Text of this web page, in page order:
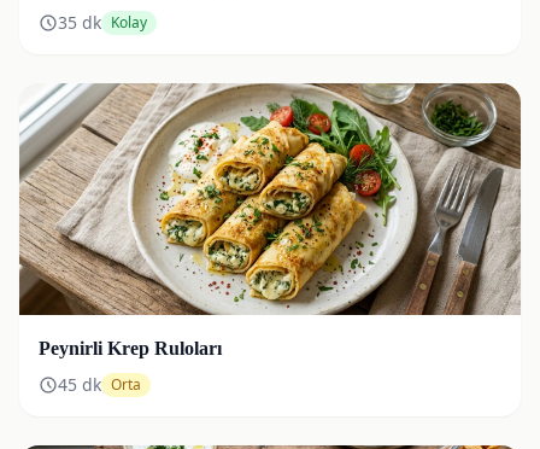
35 dk Kolay
Peynirli Krep Ruloları
45 dk Orta